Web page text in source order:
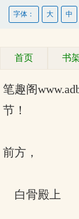
字体： 大 中
首页 书
笔趣阁
节！
前方，
白骨殿上